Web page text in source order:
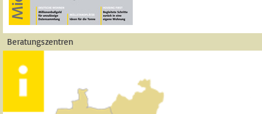
Beratungszentren